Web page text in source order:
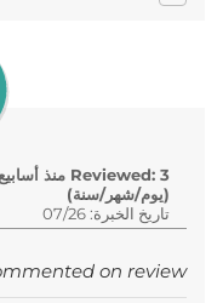
Reviewed: 3 منذ أسابيع
(يوم/شهر/سنة)
تاريخ الخبرة: 07/26
on review